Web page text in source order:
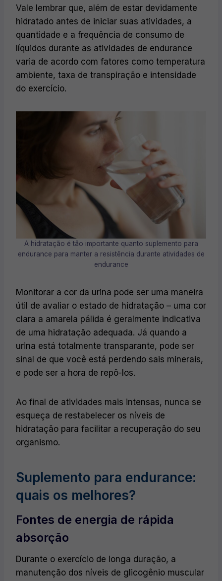
Vale lembrar que, além de estar devidamente
hidratado antes de iniciar suas atividades, a
quantidade e a frequência de consumo de
líquidos durante as atividades de endurance
varia de acordo com fatores como temperatura
ambiente, taxa de transpiração e intensidade
do exercício.
A hidratação é tão importante quanto suplemento para
endurance para manter a resistência durante atividades de
endurance
Monitorar a cor da urina pode ser uma maneira
útil de avaliar o estado de hidratação – uma cor
clara a amarela pálida é geralmente indicativa
de uma hidratação adequada. Já quando a
urina está totalmente transparante, pode ser
sinal de que você está perdendo sais minerais,
e pode ser a hora de repô-los.
Ao final de atividades mais intensas, nunca se
esqueça de restabelecer os níveis de
hidratação para facilitar a recuperação do seu
organismo.
Suplemento para endurance:
quais os melhores?
Fontes de energia de rápida
absorção
Durante o exercício de longa duração, a
manutenção dos níveis de glicogênio muscular